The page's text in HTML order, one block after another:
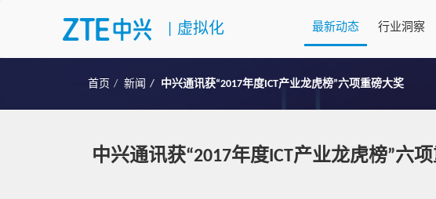
虚拟化 最新动态 行业洞察
首页 新闻 中兴通讯获“2017年度ICT产业龙虎榜”六项重磅大奖
中兴通讯获“2017年度ICT产业龙虎榜”六